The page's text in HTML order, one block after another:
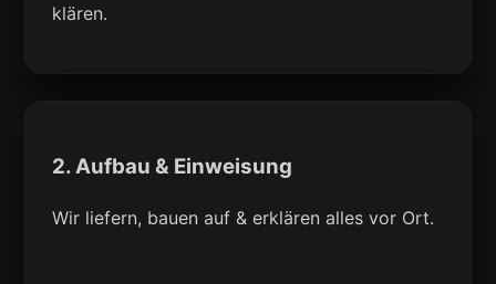
klären.
2. Aufbau & Einweisung
Wir liefern, bauen auf & erklären alles vor Ort.